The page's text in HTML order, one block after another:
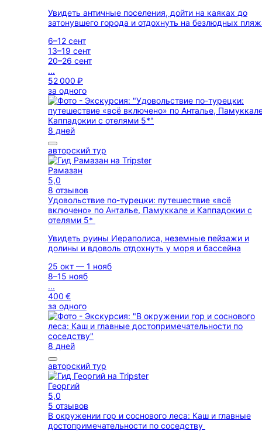
Увидеть античные поселения, дойти на каяках до
затонувшего города и отдохнуть на безлюдных
6–12 сент
13–19 сент
20–26 сент
...
52 000 ₽
за одного
8 дней
авторский тур
Рамазан
5,0
8 отзывов
Удовольствие по-турецки: путешествие «всё
включено» по Анталье, Памуккале и Каппадокии с
отелями 5*
Увидеть руины Иераполиса, неземные пейзажи и
долины и вдоволь отдохнуть у моря и бассейна
25 окт — 1 нояб
8–15 нояб
...
400 €
за одного
8 дней
авторский тур
Георгий
5,0
5 отзывов
В окружении гор и соснового леса: Каш и главные
достопримечательности по соседству